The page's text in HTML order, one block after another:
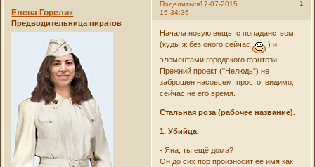
Поделиться 1
17-07-2015
15:34:36
Елена Горелик
Предводительница пиратов
Начала новую вещь, с попаданством
(куды ж без оного сейчас
) и
элементами городского фэнтези.
Прежний проект ("Нелюдь") не
заброшен насовсем, просто, видимо,
сейчас не его время.
Стальная роза (рабочее название).
1. Убийца.
- Яна, ты ещё дома?
Он до сих пор произносит её имя как